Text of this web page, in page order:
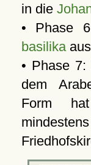
in die
• Phase
basilikaaus
• Phase
dem
Form